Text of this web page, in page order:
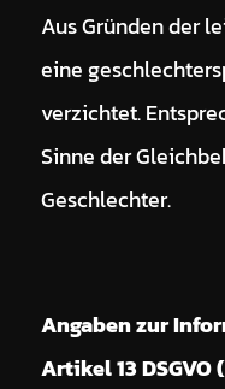
Aus Gründen der
eine
verzichtet.
Sinne der
Geschlechter.
Angaben zur
Artikel 13